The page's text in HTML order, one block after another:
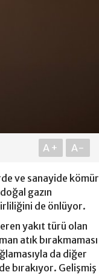
A+ A-
ve sanayide kömür
gazın
de önlüyor.
yakıt türü olan
atık bırakmaması
da diğer
bırakıyor. Gelişmiş